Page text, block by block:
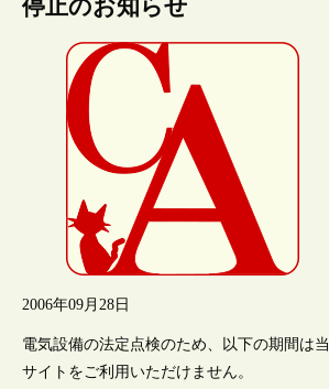
停止のお知らせ
2006年09月28日
電気設備の法定点検のため、以下の期間は当
サイトをご利用いただけません。